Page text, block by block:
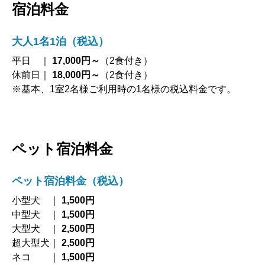
宿泊料金
大人1名1泊（税込）
平日 ｜ 17,000円～
（2食付き）
休前日｜
18,000円～
（2食付き）
※基本、1室2名様ご利用時の1名様の税込料金です。
ペット宿泊料金
ペット宿泊料金（税込）
小型犬 ｜ 1,500円
中型犬 ｜ 1,500円
大型犬 ｜ 2,500円
超大型犬｜ 2,500円
ネコ ｜ 1,500円